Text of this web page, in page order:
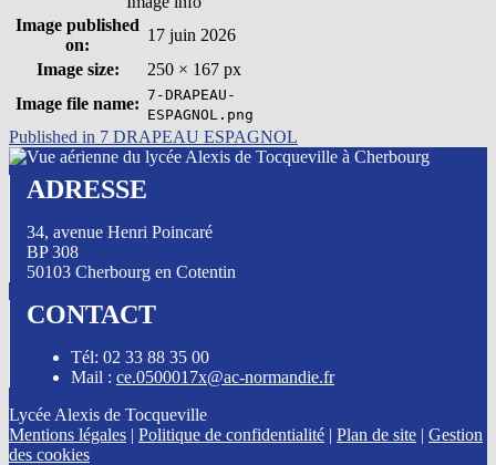
Image published
on:
17 juin 2026
Image size:
250 × 167 px
Image file name: 7-DRAPEAU-
ESPAGNOL.png
Skip
back
to
main
Navigation
de
l’article
Published in 7 DRAPEAU ESPAGNOL
ADRESSE
34, avenue Henri Poincaré
BP 308
50103 Cherbourg en Cotentin
CONTACT
Tél: 02 33 88 35 00
Mail : ce.0500017x@ac-normandie.fr
Lycée Alexis de Tocqueville
Mentions légales | Politique de confidentialité | Plan de site | Gestion
des cookies